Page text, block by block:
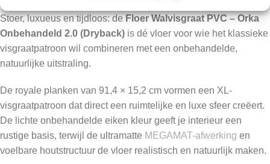
Stoer, luxueus en tijdloos: deFloer Walvisgraat PVC – Orka
Onbehandeld 2.0 (Dryback) is dé vloer voor wie het klassieke
visgraatpatroon wil combineren met een onbehandelde,
natuurlijke uitstraling.
De royale planken van 91,4 × 15,2 cm vormen een XL-
visgraatpatroon dat direct een ruimtelijke en luxe sfeer creëert.
De lichte onbehandelde eiken kleur geeft je interieur een
rustige basis, terwijl de ultramatte MEGAMAT-afwerking en
voelbare houtstructuur de vloer realistisch en natuurlijk maken.